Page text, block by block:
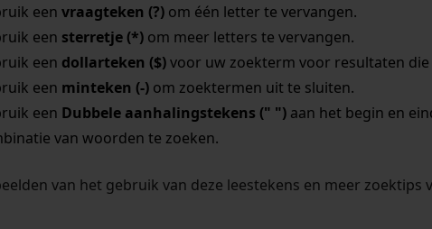
een vraagteken (?)om één letter te vervangen.
een sterretje (*)om meer letters te vervangen.
een dollarteken ($)voor uw zoekterm voor resultaten die
een minteken (-)om zoektermen uit te sluiten.
een Dubbele aanhalingstekens (" ")aan het begin en
van woorden te zoeken.
van het gebruik van deze leestekens en meer zoektips